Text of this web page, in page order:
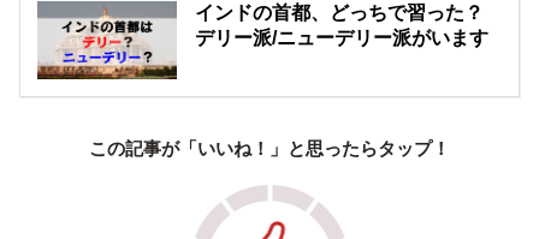
インドの首都、どっちで習った？
デリー派/ニューデリー派がいます
この記事が「いいね！」と思ったらタップ！